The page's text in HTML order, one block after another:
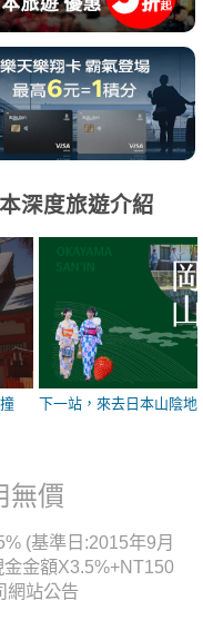
深度旅遊介紹
下一站，來去日本山陰地
無價
(基準日:2015年9月
金額X3.5%+NT150
網站公告